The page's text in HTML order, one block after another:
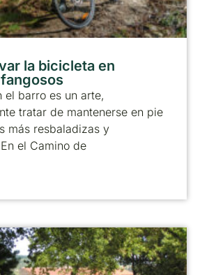
la bicicleta en
el barro es un arte,
tratar de mantenerse en pie
más resbaladizas y
el Camino de